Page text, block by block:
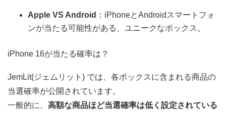
Apple VS Android ：iPhoneとAndroidスマートフォ
ンが当たる可能性がある、ユニークなボックス。
iPhone 16が当たる確率は？
JemLit(ジェムリット) では、各ボックスに含まれる商品の
当選確率が公開されています。
一般的に、 高額な商品ほど当選確率は低く設定されている